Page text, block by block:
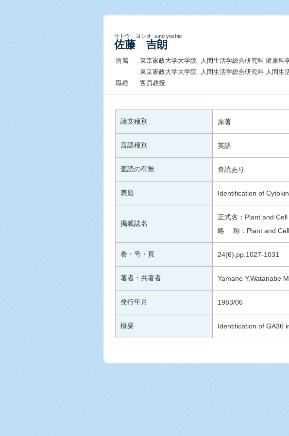
サトウ ヨシオ sato yoshio
佐藤 吉朗
所属
東京家政大学大学院 人間生活学総合研究科 健康科
東京家政大学大学院 人間生活学総合研究科 人間生
職種
客員教授
論文種別 原著
言語種別 英語
査読の有無 査読あり
表題 Identification of
掲載誌名
正式名：Plant and
略 称：Plant and Cell
巻・号・頁 24(6),pp.1027-1031
著者・共著者 Yamane Y,Watanabe
発行年月 1983/06
概要 Identification of GA36